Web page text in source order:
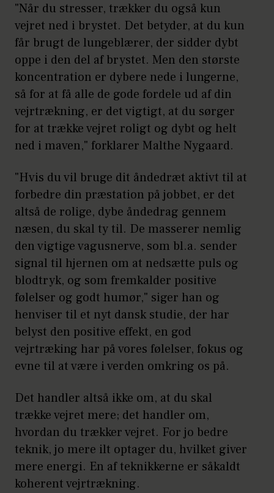
"Når du stresser, trækker du også kun
vejret ned i brystet. Det betyder, at du kun
får brugt de lungeblærer, der sidder dybt
oppe i den del af brystet. Men den største
koncentration er dybere nede i lungerne,
så for at få alle de gode fordele ud af din
vejrtrækning, er det vigtigt, at du sørger
for at trække vejret roligt og dybt og helt
ned i maven," forklarer Malthe Nygaard.
"Hvis du vil bruge dit åndedræt aktivt til at
forbedre din præstation på jobbet, er det
altså de rolige, dybe åndedrag gennem
næsen, du skal ty til. De masserer nemlig
den vigtige vagusnerve, som bl.a. sender
signal til hjernen om at nedsætte puls og
blodtryk, og som fremkalder positive
følelser og godt humør," siger han og
henviser til et nyt dansk studie, der har
belyst den positive effekt, en god
vejrtræking har på vores følelser, fokus og
evne til at være i verden omkring os på.
Det handler altså ikke om, at du skal
trække vejret mere; det handler om,
hvordan du trækker vejret. For jo bedre
teknik, jo mere ilt optager du, hvilket giver
mere energi. En af teknikkerne er såkaldt
koherent vejrtrækning.